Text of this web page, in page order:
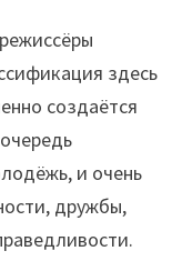
здесь
создаётся
и очень
дружбы,